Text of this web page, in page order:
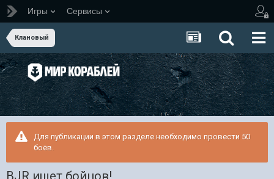
Игры Сервисы
Клановый
Для публикации в этом разделе необходимо провести 50
боёв.
BJR ищет бойцов!